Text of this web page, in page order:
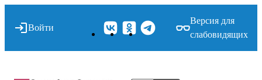
Войти
Версия для
слабовидящих